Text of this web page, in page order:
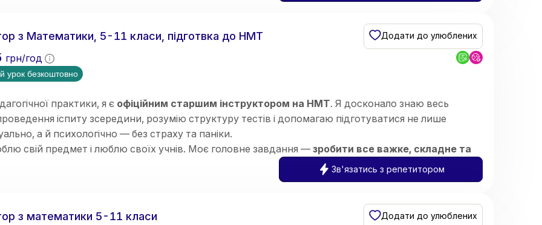
на результат і прогрес учнів
з Математики, 5-11 класи, підготвка до НМТ Додати до улюблених
грн/год
урок безкоштовно
практики, я є офіційним старшим інструктором на НМТ. Я досконало знаю весь
іспиту зсередини, розумію структуру тестів і допомагаю підготуватися не лише
а й психологічно — без страху та паніки.
свій предмет і люблю своїх учнів. Моє головне завдання — зробити все важке, складне та
в математиці легким, простим і зрозумілим для вашої дитини
.
заняття будується за чіткою, перевіреною роками системою:
Зв'язатись з репетитором
з математики 5-11 класи Додати до улюблених